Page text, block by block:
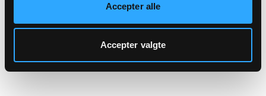
Accepter alle
Accepter valgte